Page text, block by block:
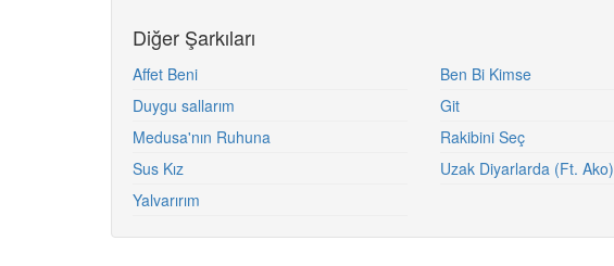
Diğer Şarkıları
Affet Beni Ben Bi Kimse
Duygu sallarım
Git
Medusa'nın Ruhuna
Rakibini Seç
Sus Kız
Uzak Diyarlarda (Ft. Ako)
Yalvarırım